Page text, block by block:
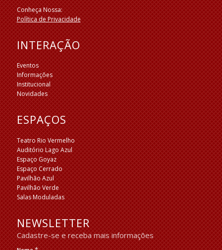
Conheça Nossa:
Política de Privacidade
INTERAÇÃO
Eventos
Informações
Institucional
Novidades
ESPAÇOS
Teatro Rio Vermelho
Auditório Lago Azul
Espaço Goyaz
Espaço Cerrado
Pavilhão Azul
Pavilhão Verde
Salas Moduladas
NEWSLETTER
Cadastre-se e receba mais informações